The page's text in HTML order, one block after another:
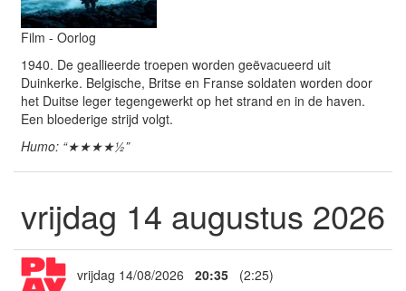
Film - Oorlog
1940. De geallieerde troepen worden geëvacueerd uit
Duinkerke. Belgische, Britse en Franse soldaten worden door
het Duitse leger tegengewerkt op het strand en in de haven.
Een bloederige strijd volgt.
Humo: “★★★★½”
vrijdag 14 augustus 2026
vrijdag 14/08/2026 20:35 (2:25)